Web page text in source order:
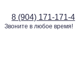
8 (904) 171-171-4
Звоните в любое время!